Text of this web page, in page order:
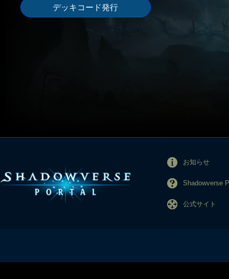
デッキコード発行
お知らせ
Shadowverse
公式サイト